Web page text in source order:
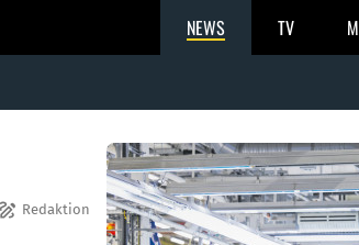
NEWS TV
draw Redaktion